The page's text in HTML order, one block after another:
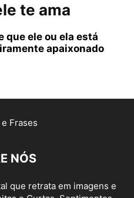
te ama
que ele ou ela está
apaixonado
NÓS
que retrata em imagens e